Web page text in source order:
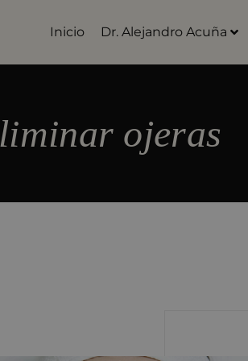
Inicio Dr. Alejandro Acuña
ojeras